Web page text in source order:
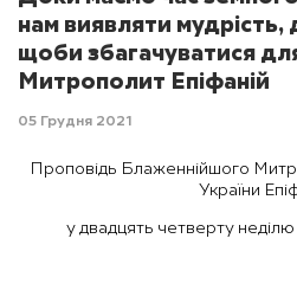
нам виявляти
щоби збагачуватися для
Митрополит Епіфаній
05 Грудня 2021
Проповідь Блаженнійшого
України
у двадцять четверту неділю